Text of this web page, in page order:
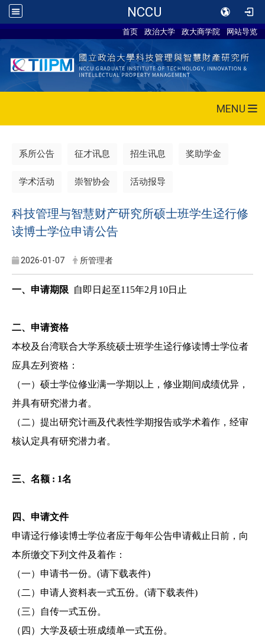
NCCU
首页 政治大学 政大商学院 网站导览
MENU
系所公告 征才讯息 招生讯息 奖助学金
学术活动 崇智协会 活动报导
科技管理与智慧财产研究所硕士班学生迳行修
读博士学位申请公告
2026-01-07 所管理者
一、 申请期限 自即日起至115年2月10日止
二、 申请资格
本校及台湾联合大学系统硕士班学生迳行修读博士学位者
应具左列资格：
（一） 硕士学位修业满一学期以上，修业期间成绩优异，
并具有研究潜力者。
（二） 提出研究计画及代表性学期报告或学术着作，经审
核认定具有研究潜力者。
三、名额 : 1名
四、申请文件
申请迳行修读博士学位者应于每年公告申请截止日前，向
本所缴交下列文件及着作：
（一） 申请书一份。(请下载表件)
（二） 申请人资料表一式五份。(请下载表件)
（三）
自传一式五份。
（四） 大学及硕士班成绩单一式五份。